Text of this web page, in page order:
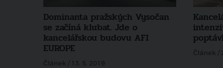
Dominanta pražských Vysočan
se začíná klubat. Jde o
kancelářskou budovu AFI
EUROPE
Článek / 13. 5. 2019
Článek /